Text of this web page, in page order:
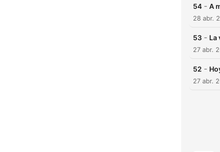
54 - A
28 abr.
53 - La
27 abr.
52 -
27 abr.